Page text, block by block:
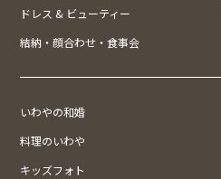
ドレス & ビューティー
結納・顔合わせ・食事会
いわやの和婚
料理のいわや
キッズフォト